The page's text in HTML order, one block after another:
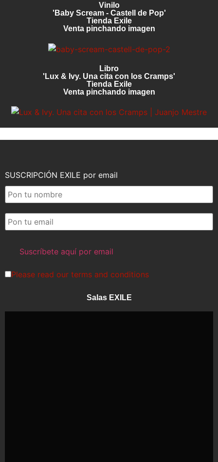
Vinilo
'Baby Scream - Castell de Pop'
Tienda Exile
Venta pinchando imagen
Libro
'Lux & Ivy. Una cita con los Cramps'
Tienda Exile
Venta pinchando imagen
SUSCRIPCIÓN EXILE por email
Please read our terms and conditions
Salas EXILE